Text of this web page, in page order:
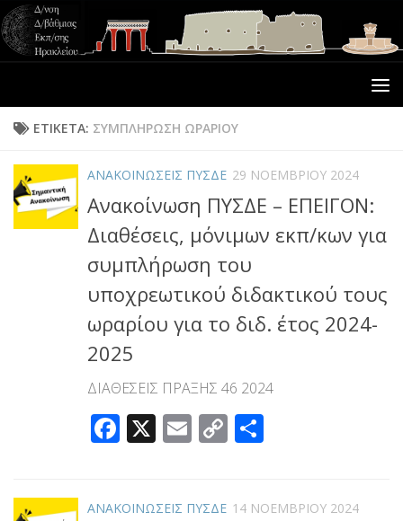
ΕΤΙΚΈΤΑ: ΣΥΜΠΛΗΡΩΣΗ ΩΡΑΡΙΟΥ
ΑΝΑΚΟΙΝΩΣΕΙΣ ΠΥΣΔΕ 29 ΝΟΕΜΒΡΊΟΥ 2024
Ανακοίνωση ΠΥΣΔΕ – ΕΠΕΙΓΟΝ:
Διαθέσεις, μόνιμων εκπ/κων για
συμπλήρωση του
υποχρεωτικού διδακτικού τους
ωραρίου για το διδ. έτος 2024-
2025
ΔΙΑΘΕΣΕΙΣ ΠΡΑΞΗΣ 46 2024
Facebook
X Email
Copy
ΑΝΑΚΟΙΝΩΣΕΙΣ ΠΥΣΔΕ 14 ΝΟΕΜΒΡΊΟΥ 2024